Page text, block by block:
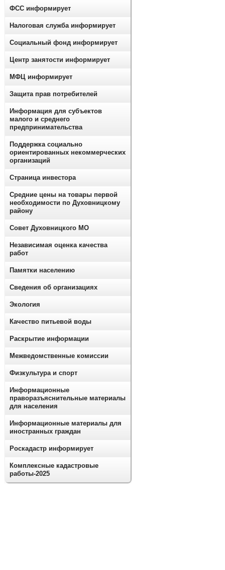
ФСС информирует
Налоговая служба информирует
Социальный фонд информирует
Центр занятости информирует
МФЦ информирует
Защита прав потребителей
Информация для субъектов
малого и среднего
предпринимательства
Поддержка социально
ориентированных некоммерческих
организаций
Страница инвестора
Средние цены на товары первой
необходимости по Духовницкому
району
Совет Духовницкого МО
Независимая оценка качества
работ
Памятки населению
Сведения об организациях
Экология
Качество питьевой воды
Раскрытие информации
Межведомственные комиссии
Физкультура и спорт
Информационные
праворазъяснительные материалы
для населения
Информационные материалы для
иностранных граждан
Роскадастр информирует
Комплексные кадастровые
работы-2025